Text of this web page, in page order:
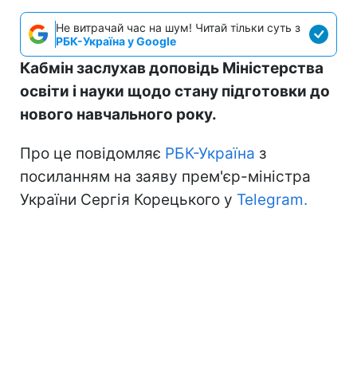
Не витрачай час на шум! Читай тільки суть з
РБК-Україна у Google
Кабмін заслухав доповідь Міністерства
освіти і науки щодо стану підготовки до
нового навчального року.
Про це повідомляє РБК-Україна з
посиланням на заяву прем'єр-міністра
України Сергія Корецького у Telegram.